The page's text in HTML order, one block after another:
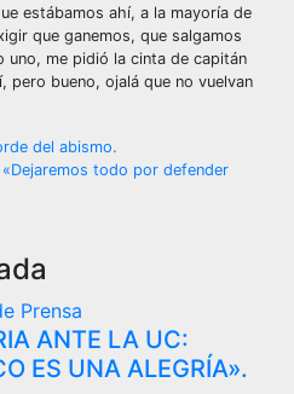
estábamos ahí, a la mayoría de
que ganemos, que salgamos
uno, me pidió la cinta de capitán
pero bueno, ojalá que no vuelvan
del abismo.
todo por defender
Prensa
ANTE LA UC:
ES UNA ALEGRÍA».